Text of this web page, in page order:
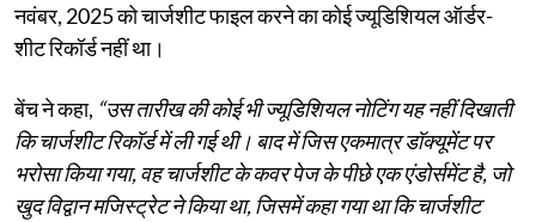
नवंबर, 2025 को चार्जशीट फाइल करने का कोई ज्यूडिशियल ऑर्डर-
शीट रिकॉर्ड नहीं था।
बेंच ने कहा, “उस तारीख की कोई भी ज्यूडिशियल नोटिंग यह नहीं दिखाती
कि चार्जशीट रिकॉर्ड में ली गई थी। बाद में जिस एकमात्र डॉक्यूमेंट पर
भरोसा किया गया, वह चार्जशीट के कवर पेज के पीछे एक एंडोर्समेंट है, जो
खुद विद्वान मजिस्ट्रेट ने किया था, जिसमें कहा गया था कि चार्जशीट